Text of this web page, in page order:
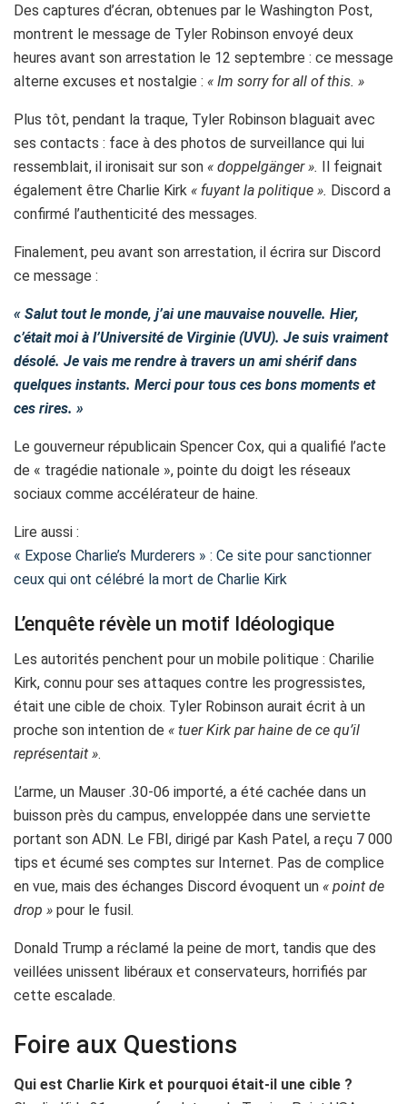
Des captures d’écran, obtenues par le Washington Post,
montrent le message de Tyler Robinson envoyé deux
heures avant son arrestation le 12 septembre : ce message
alterne excuses et nostalgie : « Im sorry for all of this. »
Plus tôt, pendant la traque, Tyler Robinson blaguait avec
ses contacts : face à des photos de surveillance qui lui
ressemblait, il ironisait sur son « doppelgänger ». Il feignait
également être Charlie Kirk « fuyant la politique ». Discord a
confirmé l’authenticité des messages.
Finalement, peu avant son arrestation, il écrira sur Discord
ce message :
« Salut tout le monde, j’ai une mauvaise nouvelle. Hier,
c’était moi à l’Université de Virginie (UVU). Je suis vraiment
désolé. Je vais me rendre à travers un ami shérif dans
quelques instants. Merci pour tous ces bons moments et
ces rires. »
Le gouverneur républicain Spencer Cox, qui a qualifié l’acte
de « tragédie nationale », pointe du doigt les réseaux
sociaux comme accélérateur de haine.
Lire aussi :
« Expose Charlie’s Murderers » : Ce site pour sanctionner
ceux qui ont célébré la mort de Charlie Kirk
L’enquête révèle un motif Idéologique
Les autorités penchent pour un mobile politique : Charilie
Kirk, connu pour ses attaques contre les progressistes,
était une cible de choix. Tyler Robinson aurait écrit à un
proche son intention de « tuer Kirk par haine de ce qu’il
représentait ».
L’arme, un Mauser .30-06 importé, a été cachée dans un
buisson près du campus, enveloppée dans une serviette
portant son ADN. Le FBI, dirigé par Kash Patel, a reçu 7 000
tips et écumé ses comptes sur Internet. Pas de complice
en vue, mais des échanges Discord évoquent un « point de
drop » pour le fusil.
Donald Trump a réclamé la peine de mort, tandis que des
veillées unissent libéraux et conservateurs, horrifiés par
cette escalade.
Foire aux Questions
Qui est Charlie Kirk et pourquoi était-il une cible ?